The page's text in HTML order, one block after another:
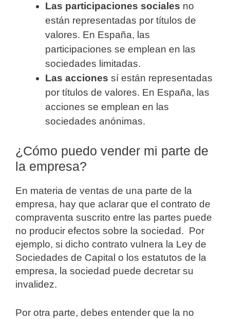
Las participaciones sociales no
están representadas por títulos de
valores. En España, las
participaciones se emplean en las
sociedades limitadas.
Las acciones sí están representadas
por títulos de valores. En España, las
acciones se emplean en las
sociedades anónimas.
¿Cómo puedo vender mi parte de
la empresa?
En materia de ventas de una parte de la
empresa, hay que aclarar que el contrato de
compraventa suscrito entre las partes puede
no producir efectos sobre la sociedad. Por
ejemplo, si dicho contrato vulnera la Ley de
Sociedades de Capital o los estatutos de la
empresa, la sociedad puede decretar su
invalidez.
Por otra parte, debes entender que la no